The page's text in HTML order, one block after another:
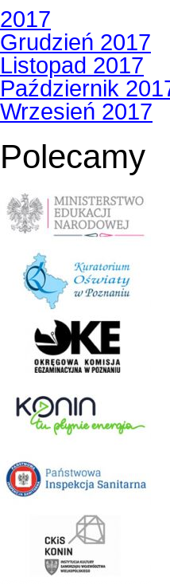
2017
Grudzień 2017
Listopad 2017
Październik
Wrzesień 2017
Polecamy